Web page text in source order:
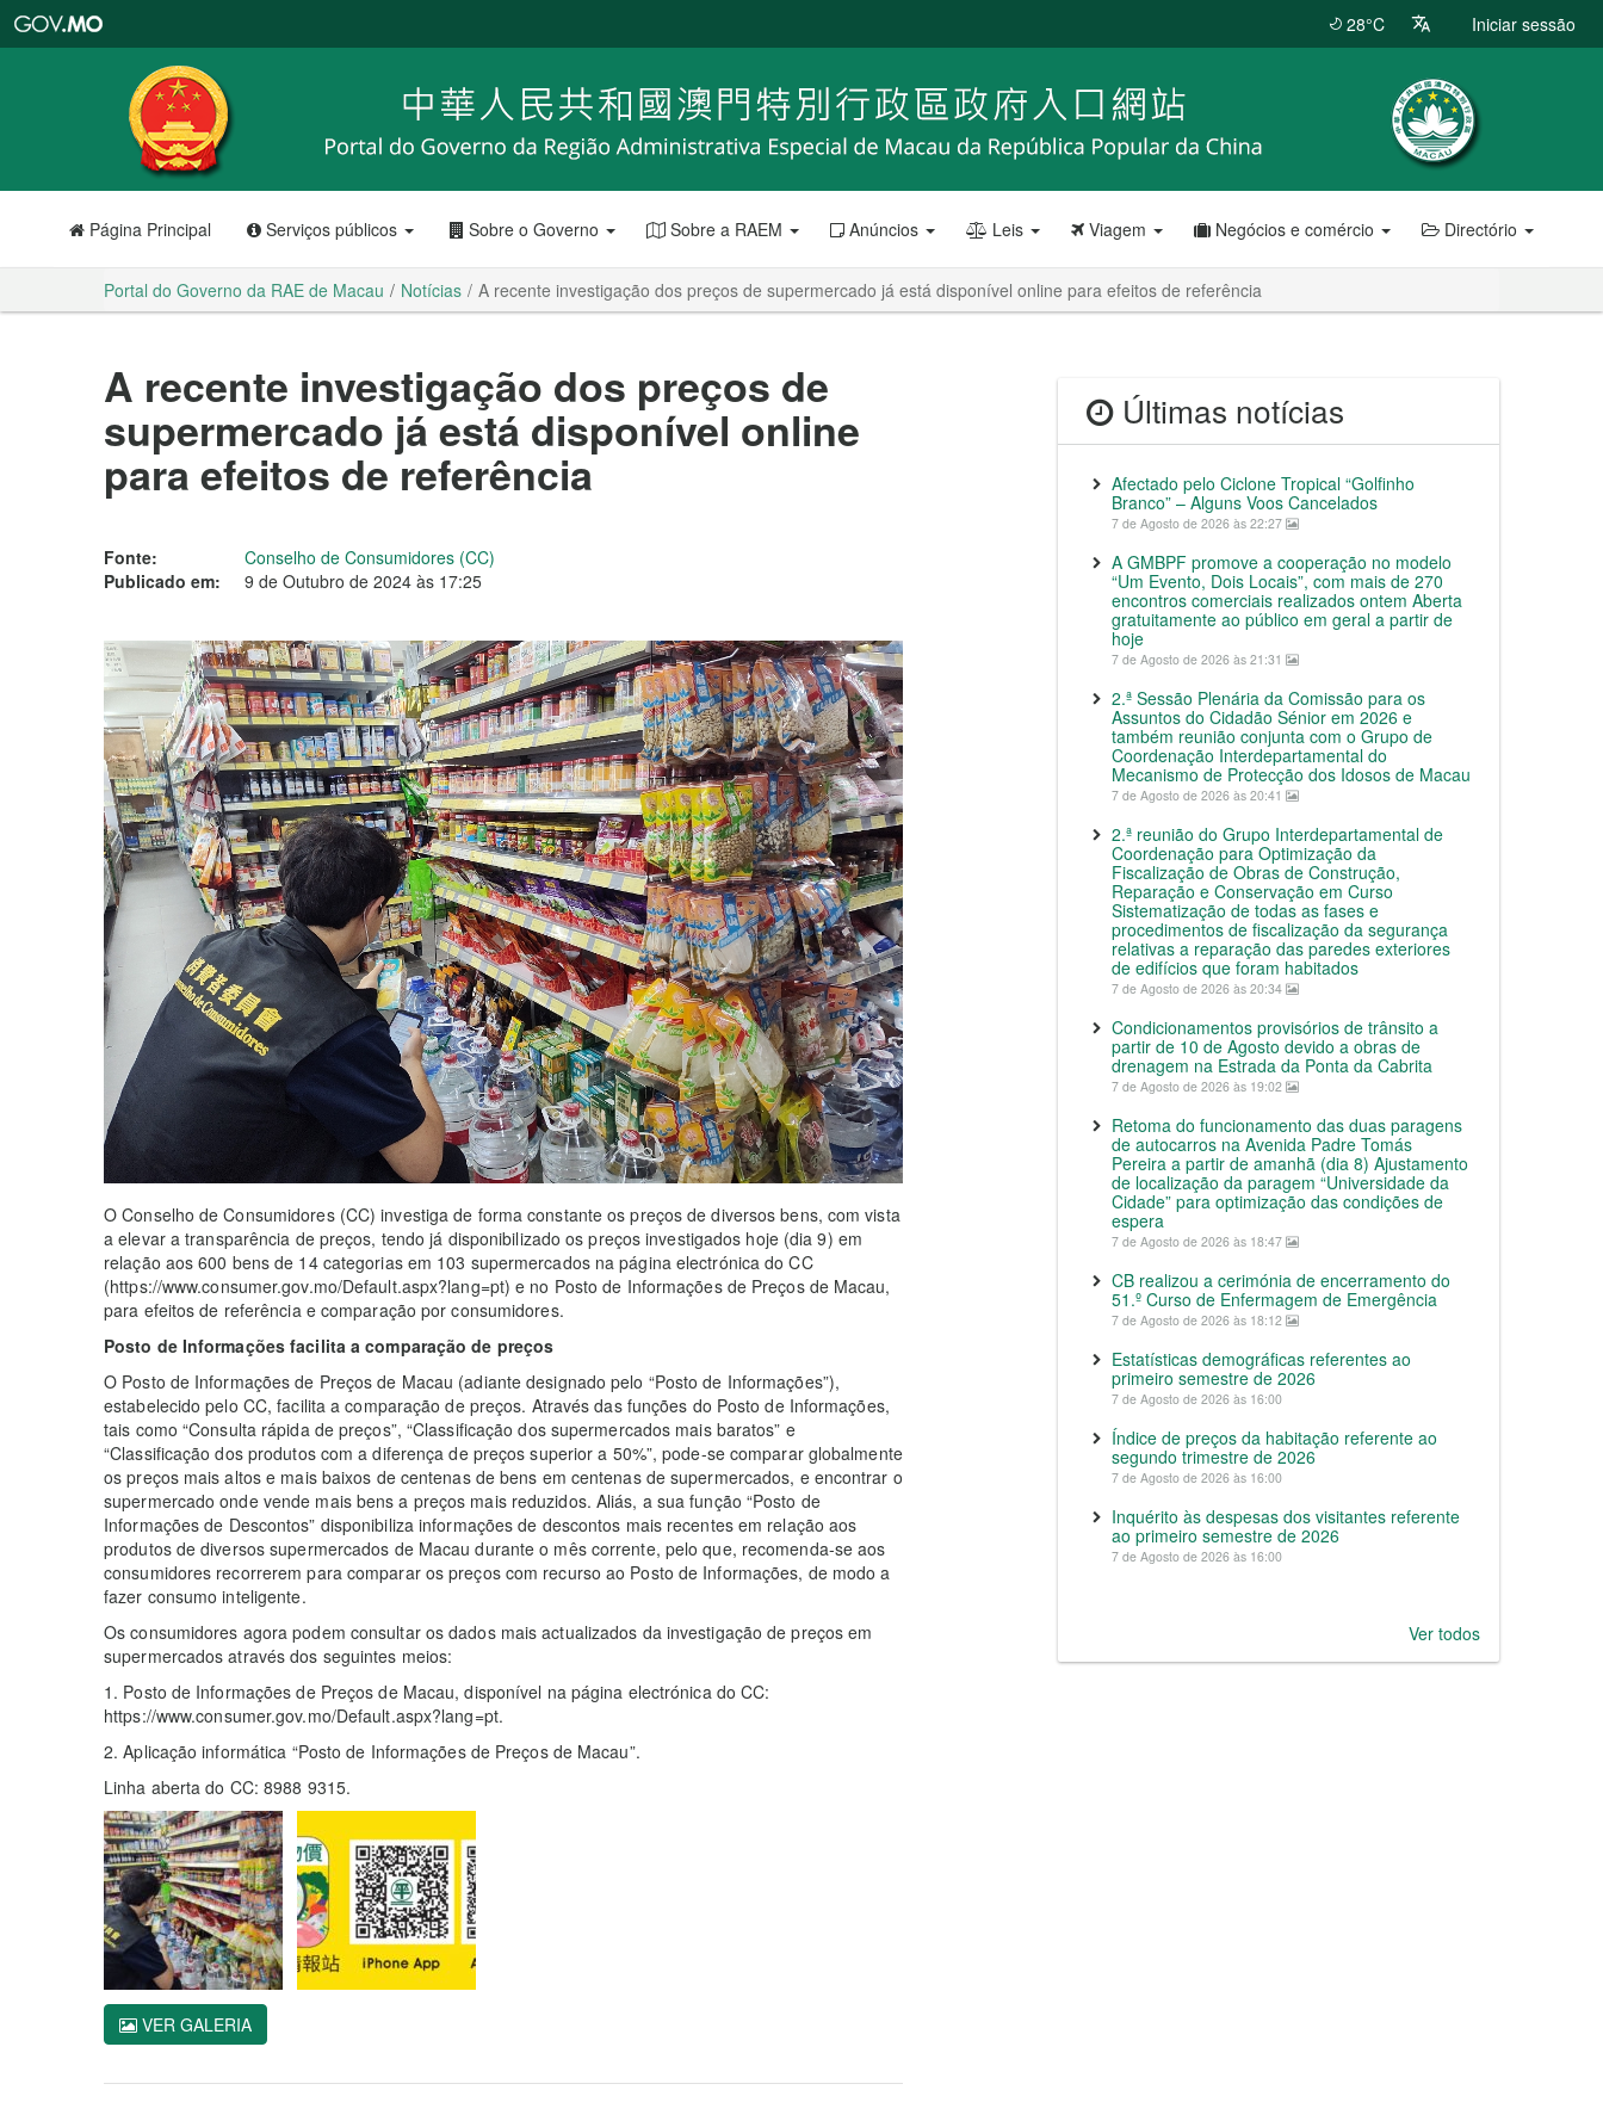
RAE
de
Macau
28°C Iniciar sessão
Página Principal Serviços públicos Sobre o Governo Sobre a RAEM Anúncios Leis Viagem Negócios e comércio Directório
Portal do Governo da RAE de Macau Notícias A recente investigação dos preços de supermercado já está disponível online para efeitos de referência
A recente investigação dos preços de
supermercado já está disponível online
para efeitos de referência
Fonte:
Conselho de Consumidores (CC)
Publicado em:
9 de Outubro de 2024 às 17:25
O Conselho de Consumidores (CC) investiga de forma constante os preços de diversos bens, com vista
a elevar a transparência de preços, tendo já disponibilizado os preços investigados hoje (dia 9) em
relação aos 600 bens de 14 categorias em 103 supermercados na página electrónica do CC
(https://www.consumer.gov.mo/Default.aspx?lang=pt) e no Posto de Informações de Preços de Macau,
para efeitos de referência e comparação por consumidores.
Posto de Informações facilita a comparação de preços
O Posto de Informações de Preços de Macau (adiante designado pelo “Posto de Informações”),
estabelecido pelo CC, facilita a comparação de preços. Através das funções do Posto de Informações,
tais como “Consulta rápida de preços”, “Classificação dos supermercados mais baratos” e
“Classificação dos produtos com a diferença de preços superior a 50%”, pode-se comparar globalmente
os preços mais altos e mais baixos de centenas de bens em centenas de supermercados, e encontrar o
supermercado onde vende mais bens a preços mais reduzidos. Aliás, a sua função “Posto de
Informações de Descontos” disponibiliza informações de descontos mais recentes em relação aos
produtos de diversos supermercados de Macau durante o mês corrente, pelo que, recomenda-se aos
consumidores recorrerem para comparar os preços com recurso ao Posto de Informações, de modo a
fazer consumo inteligente.
Os consumidores agora podem consultar os dados mais actualizados da investigação de preços em
supermercados através dos seguintes meios:
1. Posto de Informações de Preços de Macau, disponível na página electrónica do CC:
https://www.consumer.gov.mo/Default.aspx?lang=pt.
2. Aplicação informática “Posto de Informações de Preços de Macau”.
Linha aberta do CC: 8988 9315.
VER GALERIA
Últimas notícias
Afectado pelo Ciclone Tropical “Golfinho
Branco” – Alguns Voos Cancelados
7 de Agosto de 2026 às 22:27
A GMBPF promove a cooperação no modelo
“Um Evento, Dois Locais”, com mais de 270
encontros comerciais realizados ontem Aberta
gratuitamente ao público em geral a partir de
hoje
7 de Agosto de 2026 às 21:31
2.ª Sessão Plenária da Comissão para os
Assuntos do Cidadão Sénior em 2026 e
também reunião conjunta com o Grupo de
Coordenação Interdepartamental do
Mecanismo de Protecção dos Idosos de Macau
7 de Agosto de 2026 às 20:41
2.ª reunião do Grupo Interdepartamental de
Coordenação para Optimização da
Fiscalização de Obras de Construção,
Reparação e Conservação em Curso
Sistematização de todas as fases e
procedimentos de fiscalização da segurança
relativas a reparação das paredes exteriores
de edifícios que foram habitados
7 de Agosto de 2026 às 20:34
Condicionamentos provisórios de trânsito a
partir de 10 de Agosto devido a obras de
drenagem na Estrada da Ponta da Cabrita
7 de Agosto de 2026 às 19:02
Retoma do funcionamento das duas paragens
de autocarros na Avenida Padre Tomás
Pereira a partir de amanhã (dia 8) Ajustamento
de localização da paragem “Universidade da
Cidade” para optimização das condições de
espera
7 de Agosto de 2026 às 18:47
CB realizou a cerimónia de encerramento do
51.º Curso de Enfermagem de Emergência
7 de Agosto de 2026 às 18:12
Estatísticas demográficas referentes ao
primeiro semestre de 2026
7 de Agosto de 2026 às 16:00
Índice de preços da habitação referente ao
segundo trimestre de 2026
7 de Agosto de 2026 às 16:00
Inquérito às despesas dos visitantes referente
ao primeiro semestre de 2026
7 de Agosto de 2026 às 16:00
Ver todos